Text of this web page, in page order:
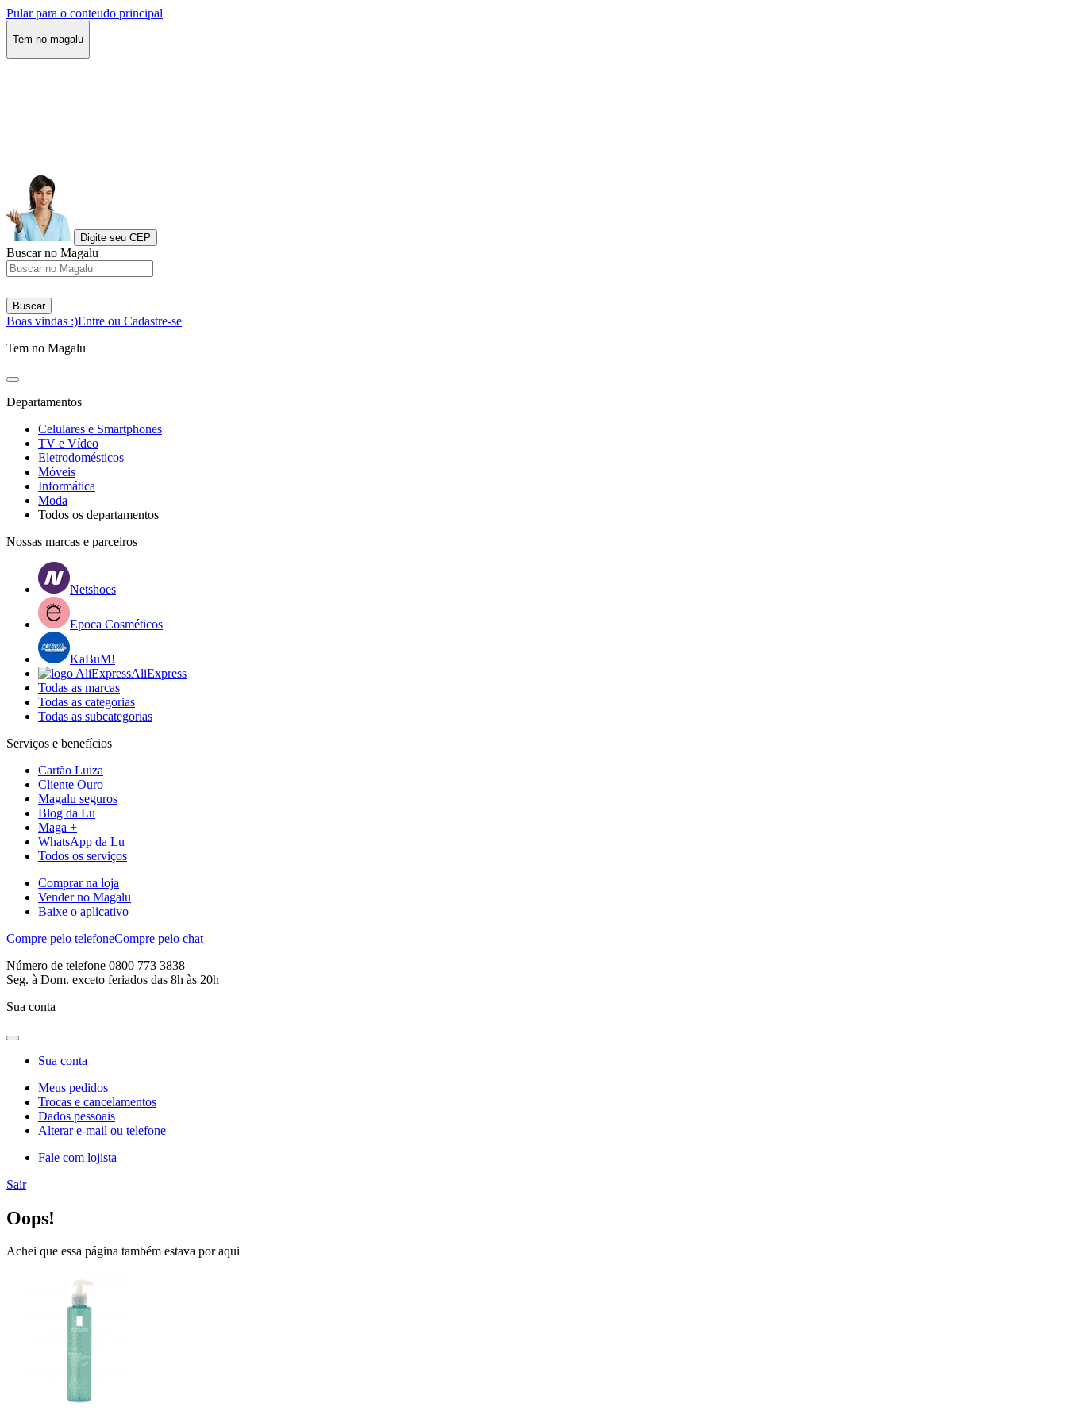
Pular para o conteudo principal
Tem no magalu
Digite seu CEP
Buscar no Magalu
Buscar
Boas vindas :)Entre ou Cadastre-se
Tem no Magalu
Departamentos
Celulares e Smartphones
TV e Vídeo
Eletrodomésticos
Móveis
Informática
Moda
Todos os departamentos
Nossas marcas e parceiros
Netshoes
Epoca Cosméticos
KaBuM!
AliExpress
Todas as marcas
Todas as categorias
Todas as subcategorias
Serviços e benefícios
Cartão Luiza
Cliente Ouro
Magalu seguros
Blog da Lu
Maga +
WhatsApp da Lu
Todos os serviços
Comprar na loja
Vender no Magalu
Baixe o aplicativo
Compre pelo telefoneCompre pelo chat
Número de telefone 0800 773 3838
Seg. à Dom. exceto feriados das 8h às 20h
Sua conta
Sua conta
Meus pedidos
Trocas e cancelamentos
Dados pessoais
Alterar e-mail ou telefone
Fale com lojista
Sair
Oops!
Achei que essa página também estava por aqui